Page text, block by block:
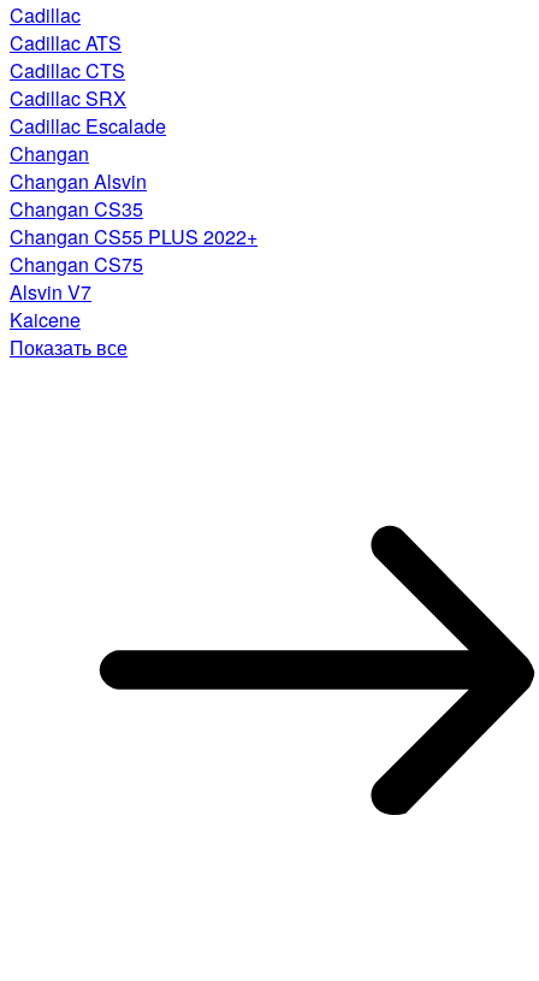
Cadillac
Cadillac ATS
Cadillac CTS
Cadillac SRX
Cadillac Escalade
Changan
Changan Alsvin
Changan CS35
Changan CS55 PLUS 2022+
Changan CS75
Alsvin V7
Kaicene
Показать все